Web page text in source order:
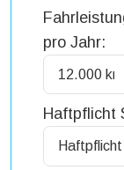
pro Jahr:
Haftpflicht